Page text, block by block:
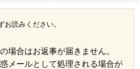
お読みください。
場合はお返事が届きません。
メールとして処理される場合が